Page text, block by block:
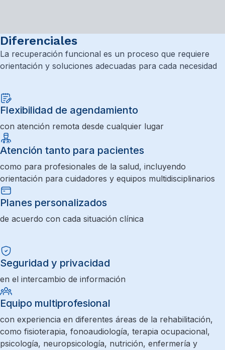
Diferenciales
La recuperación funcional es un proceso que requiere
orientación y soluciones adecuadas para cada necesidad
Flexibilidad de agendamiento
con atención remota desde cualquier lugar
Atención tanto para pacientes
como para profesionales de la salud, incluyendo
orientación para cuidadores y equipos multidisciplinarios
Planes personalizados
de acuerdo con cada situación clínica
Seguridad y privacidad
en el intercambio de información
Equipo multiprofesional
con experiencia en diferentes áreas de la rehabilitación,
como fisioterapia, fonoaudiología, terapia ocupacional,
psicología, neuropsicología, nutrición, enfermería y